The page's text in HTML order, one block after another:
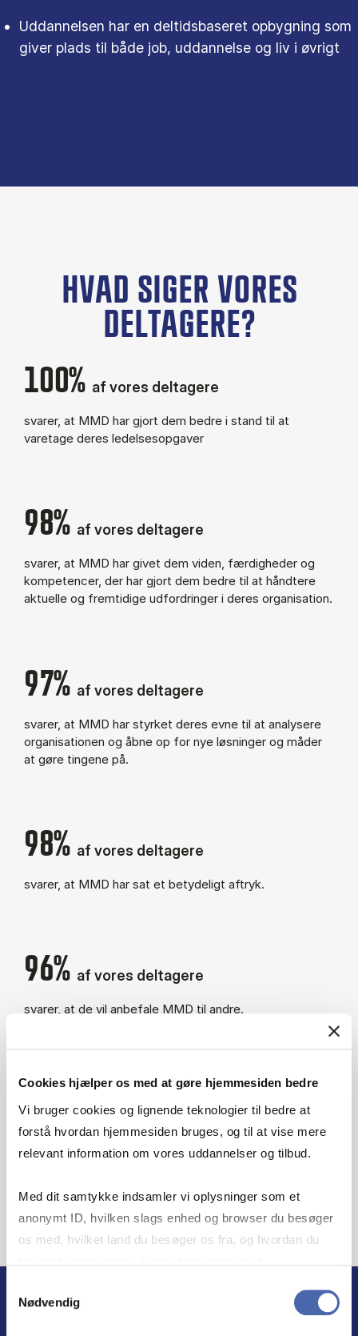
Cookies hjælper os med at gøre hjemmesiden bedre
Vi bruger cookies og lignende teknologier til bedre at
forstå hvordan hjemmesiden bruges, og til at vise mere
relevant information om vores uddannelser og tilbud.
Med dit samtykke indsamler vi oplysninger som et
anonymt ID, hvilken slags enhed og browser du besøger
os med, hvilket land du besøger os fra, og hvordan du
markedsføring. Du bestemmer selv - og kan altid trække
Nødvendig
Uddannelsen har en deltidsbaseret opbygning som
giver plads til både job, uddannelse og liv i øvrigt
HVAD SIGER VORES
DELTAGERE?
100% af vores deltagere
svarer, at MMD har gjort dem bedre i stand til at
varetage deres ledelsesopgaver
98% af vores deltagere
svarer, at MMD har givet dem viden, færdigheder og
kompetencer, der har gjort dem bedre til at håndtere
aktuelle og fremtidige udfordringer i deres organisation.
97% af vores deltagere
svarer, at MMD har styrket deres evne til at analysere
organisationen og åbne op for nye løsninger og måder
at gøre tingene på.
98% af vores deltagere
svarer, at MMD har sat et betydeligt aftryk.
96% af vores deltagere
svarer, at de vil anbefale MMD til andre.
63%
svarer, at de allerede ved afslutningen af uddannelsen
har fået større ansvar og/eller nye arbejdsopgaver som